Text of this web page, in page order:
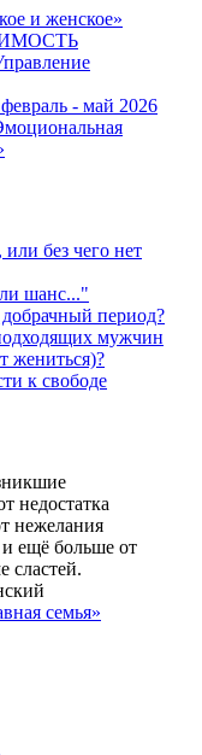
и женское»
- май 2026
без чего нет
шанс..."
период?
мужчин
жениться)?
к свободе
недостатка
нежелания
ещё больше от
сластей.